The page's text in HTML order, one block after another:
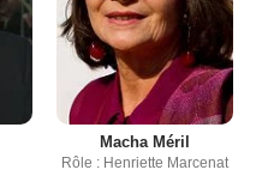
Macha Méril
Rôle : Henriette Marcenat